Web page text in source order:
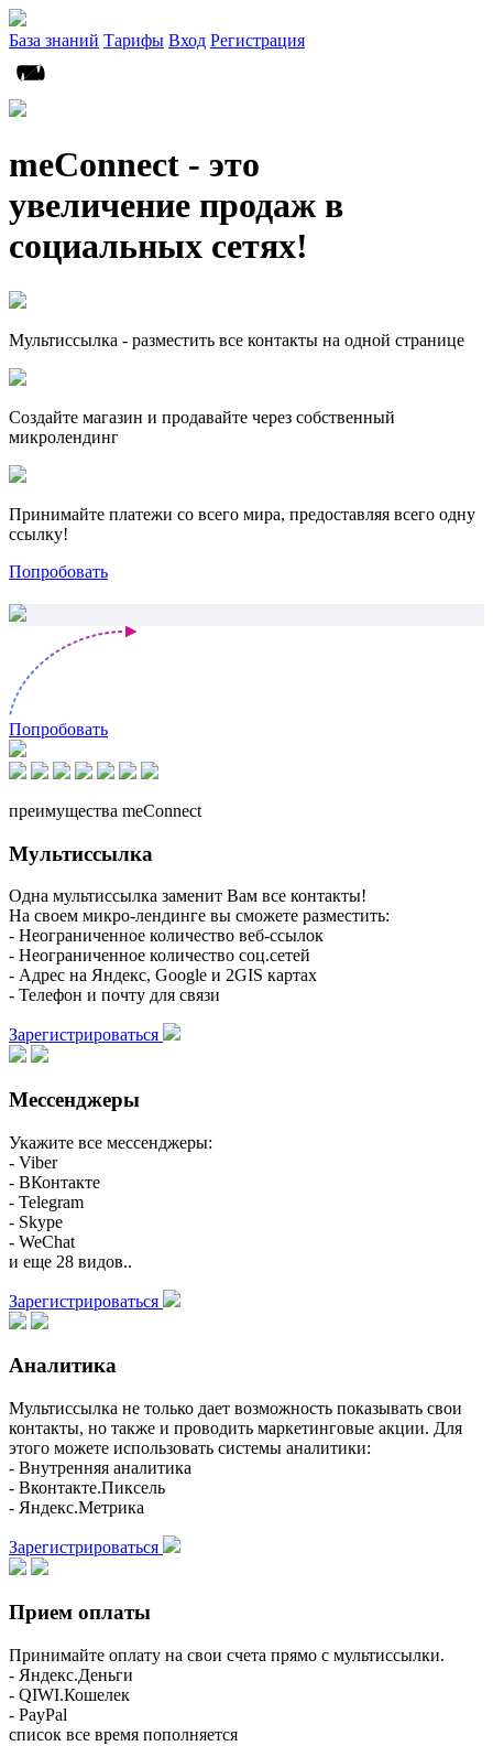
База знаний Тарифы Вход Регистрация
meConnect - это
увеличение продаж в
социальных сетях!
Мультиссылка - разместить все контакты на одной странице
Создайте магазин и продавайте через собственный
микролендинг
Принимайте платежи со всего мира, предоставляя всего одну
ссылку!
Попробовать
Попробовать
преимущества meConnect
Мультиссылка
Одна мультиссылка заменит Вам все контакты!
На своем микро-лендинге вы сможете разместить:
- Неограниченное количество веб-ссылок
- Неограниченное количество соц.сетей
- Адрес на Яндекс, Google и 2GIS картах
- Телефон и почту для связи
Зарегистрироваться
Мессенджеры
Укажите все мессенджеры:
- Viber
- ВКонтакте
- Telegram
- Skype
- WeChat
и еще 28 видов..
Зарегистрироваться
Аналитика
Мультиссылка не только дает возможность показывать свои
контакты, но также и проводить маркетинговые акции. Для
этого можете использовать системы аналитики:
- Внутренняя аналитика
- Вконтакте.Пиксель
- Яндекс.Метрика
Зарегистрироваться
Прием оплаты
Принимайте оплату на свои счета прямо с мультиссылки.
- Яндекс.Деньги
- QIWI.Кошелек
- PayPal
список все время пополняется